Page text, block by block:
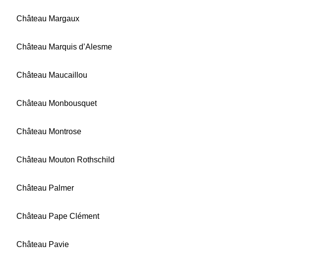
Château Margaux
Château Marquis d’Alesme
Château Maucaillou
Château Monbousquet
Château Montrose
Château Mouton Rothschild
Château Palmer
Château Pape Clément
Château Pavie